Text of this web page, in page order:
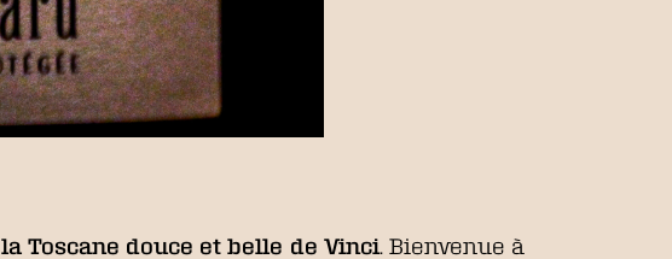
la Toscane douce et belle de Vinci. Bienvenue à